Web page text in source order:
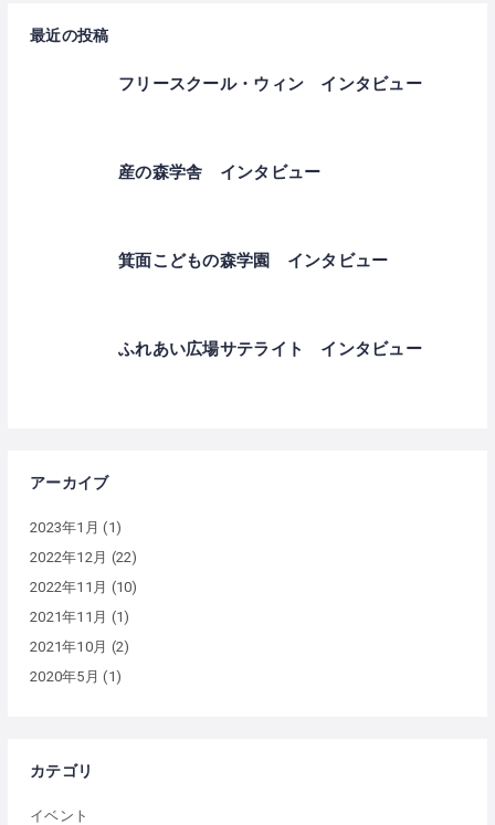
最近の投稿
フリースクール・ウィン インタビュー
産の森学舎 インタビュー
箕面こどもの森学園 インタビュー
ふれあい広場サテライト インタビュー
アーカイブ
2023年1月 (1)
2022年12月 (22)
2022年11月 (10)
2021年11月 (1)
2021年10月 (2)
2020年5月 (1)
カテゴリ
イベント